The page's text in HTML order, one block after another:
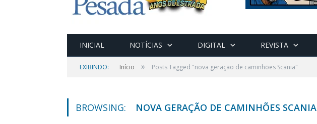
INICIAL NOTÍCIAS DIGITAL REVISTA
EXIBINDO: Início » Posts Tagged "nova geração de caminhões Scania"
BROWSING: NOVA GERAÇÃO DE CAMINHÕES SCANIA